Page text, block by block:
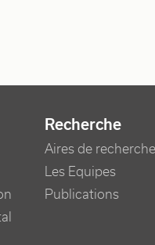
Recherche
Aires de recherche
Les Equipes
Publications